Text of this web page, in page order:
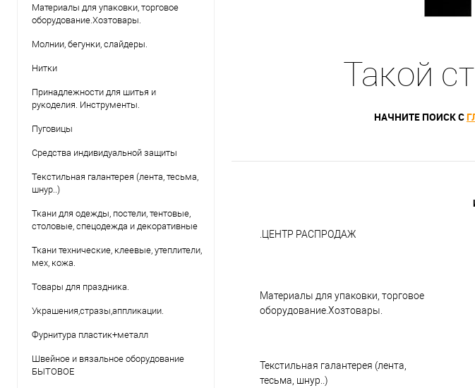
Материалы для упаковки, торговое
оборудование.Хозтовары.
Молнии, бегунки, слайдеры.
Нитки
Принадлежности для шитья и
рукоделия. Инструменты.
Пуговицы
Средства индивидуальной защиты
Текстильная галантерея (лента, тесьма,
шнур..)
Ткани для одежды, постели, тентовые,
столовые, спецодежда и декоративные
Ткани технические, клеевые, утеплители,
мех, кожа.
Товары для праздника.
Украшения,стразы,аппликации.
Фурнитура пластик+металл
Швейное и вязальное оборудование
БЫТОВОЕ
Такой
НАЧНИТЕ ПОИСК С
.ЦЕНТР РАСПРОДАЖ
Материалы для упаковки, торговое
оборудование.Хозтовары.
Текстильная галантерея (лента,
тесьма, шнур..)